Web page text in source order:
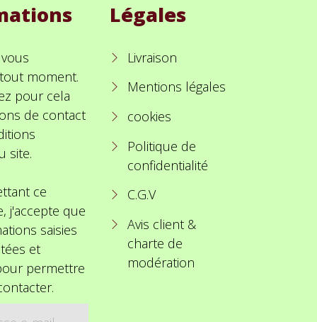
moment.
pour cela
de contact
site.
ce
j'accepte que
saisies
et
permettre
Légales
Livraison
Mentions légales
cookies
Politique de
confidentialité
C.G.V
Avis client &
charte de
modération